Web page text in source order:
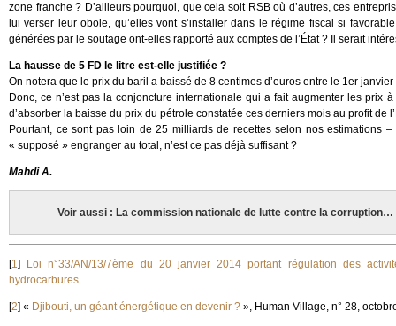
zone franche ? D’ailleurs pourquoi, que cela soit RSB où d’autres, ces
lui verser leur obole, qu’elles vont s’installer dans le régime fiscal si
générées par le soutage ont-elles rapporté aux comptes de l’État ? Il serait
La hausse de 5 FD le litre est-elle justifiée ?
On notera que le prix du baril a baissé de 8 centimes d’euros entre le 1er
Donc, ce n’est pas la conjoncture internationale qui a fait augmenter les
d’absorber la baisse du prix du pétrole constatée ces derniers mois au profit de
Pourtant, ce sont pas loin de 25 milliards de recettes selon nos estimations
« supposé » engranger au total, n’est ce pas déjà suffisant ?
Mahdi A.
Voir aussi : La commission nationale de lutte contre la
[1]
Loi n°33/AN/13/7ème du 20 janvier 2014 portant régulation des
hydrocarbures.
[2] « Djibouti, un géant énergétique en devenir ? », Human Village, n° 28,